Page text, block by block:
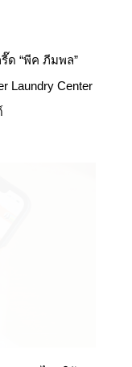
Laundry Center